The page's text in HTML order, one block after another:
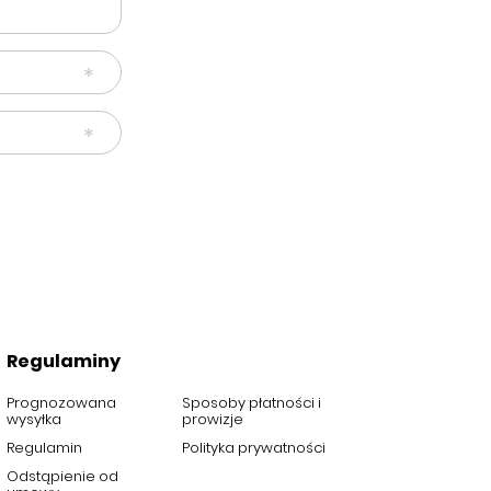
Regulaminy
Prognozowana
wysyłka
Sposoby płatności i
prowizje
Regulamin
Polityka prywatności
Odstąpienie od